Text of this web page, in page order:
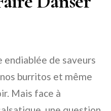
endiablée de saveurs
burritos et même
Mais face à